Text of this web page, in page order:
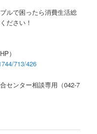
ルで困ったら消費生活総
ださい！
）
713/426
センター相談専用（042-7